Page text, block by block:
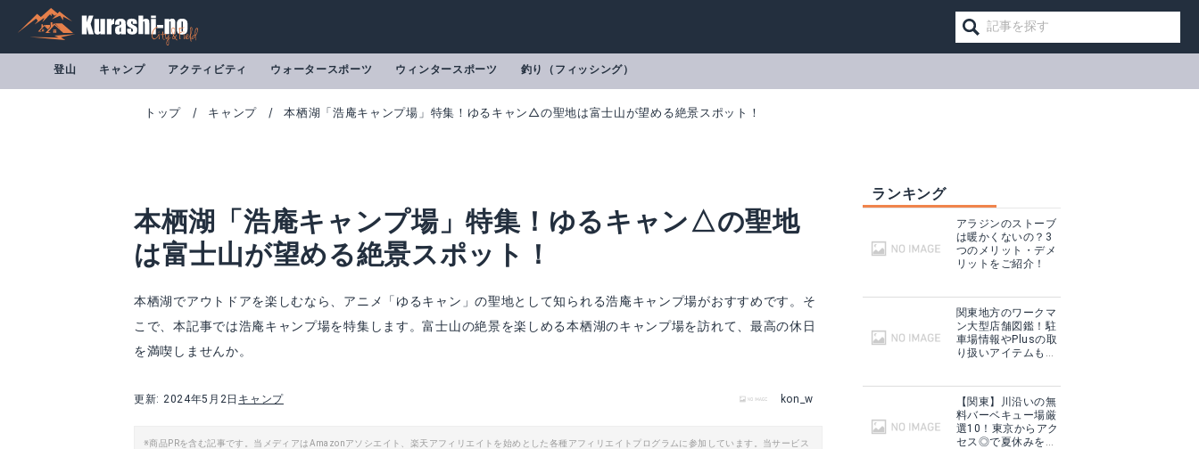
登山 キャンプ アクティビティ ウォータースポーツ ウィンタースポーツ 釣り（フィッシング）
トップ キャンプ 本栖湖「浩庵キャンプ場」特集！ゆるキャン△の聖地は富士山が望める絶景スポット！
本栖湖「浩庵キャンプ場」特集！ゆるキャン△の聖地
は富士山が望める絶景スポット！
本栖湖でアウトドアを楽しむなら、アニメ「ゆるキャン」の聖地として知られる浩庵キャンプ場がおすすめです。そ
こで、本記事では浩庵キャンプ場を特集します。富士山の絶景を楽しめる本栖湖のキャンプ場を訪れて、最高の休日
を満喫しませんか。
更新: 2024年5月2日 キャンプ kon_w
※商品PRを含む記事です。当メディアはAmazonアソシエイト、楽天アフィリエイトを始めとした各種アフィリエイトプログラムに参加しています。当サービス
ランキング
アラジンのストーブ
は暖かくないの？3
つのメリット・デメ
リットをご紹介！
関東地方のワークマ
ン大型店舗図鑑！駐
車場情報やPlusの取
り扱いアイテムも紹
【関東】川沿いの無
料バーベキュー場厳
選10！東京からアク
セス◎で夏休みを満